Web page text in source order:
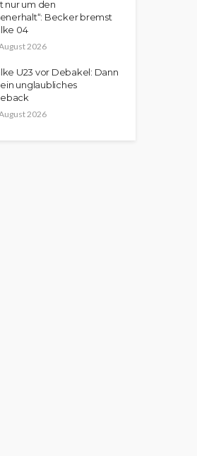
nur um den
Becker bremst
04
2026
U23 vor Debakel: Dann
unglaubliches
2026